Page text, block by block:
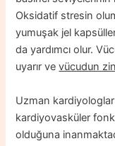
Oksidatif stresin
yumuşak jel
da yardımcı olur.
uyarır vevücudun
Uzman
kardiyovasküler
olduğuna